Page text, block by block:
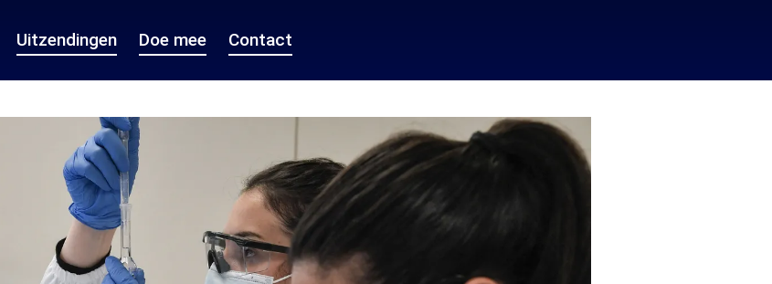
Uitzendingen Doe mee Contact